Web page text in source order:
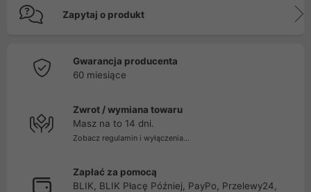
Zapytaj o produkt
Gwarancja producenta
60 miesiące
Zwrot / wymiana towaru
Masz na to 14 dni.
Zobacz regulamin i wyłączenia...
Zapłać za pomocą
BLIK, BLIK Płacę Później, PayPo, Przelewy24,